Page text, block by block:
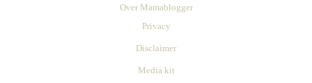
Over Mamablogger
Privacy
Disclaimer
Media kit